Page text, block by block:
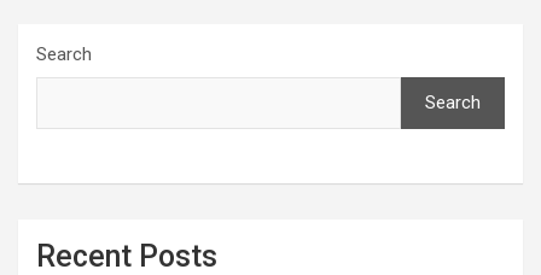
Search
Search
Recent Posts